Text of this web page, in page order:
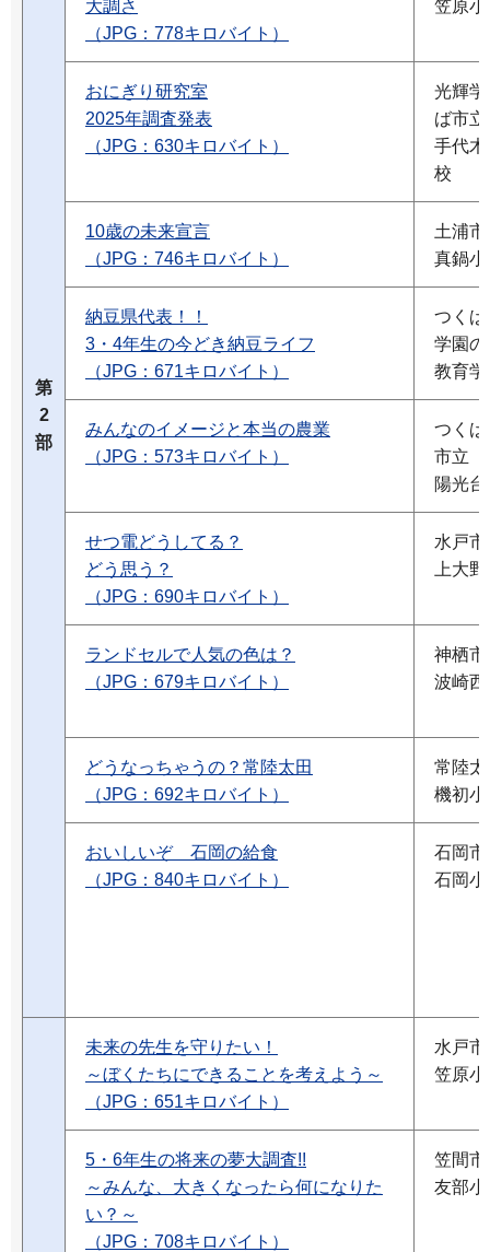
第
2
部
大調さ
（JPG：778キロバイト）
笠原
おにぎり研究室
2025年調査発表
（JPG：630キロバイト）
光輝
ば市立
手代
校
10歳の未来宣言
（JPG：746キロバイト）
土浦
真鍋
納豆県代表！！
3・4年生の今どき納豆ライフ
（JPG：671キロバイト）
つく
学園
教育学
みんなのイメージと本当の農業
（JPG：573キロバイト）
つく
市立
陽光
せつ電どうしてる？
どう思う？
（JPG：690キロバイト）
水戸
上大
ランドセルで人気の色は？
（JPG：679キロバイト）
神栖市
波崎
どうなっちゃうの？常陸太田
（JPG：692キロバイト）
常陸
機初
おいしいぞ 石岡の給食
（JPG：840キロバイト）
石岡市
石岡
未来の先生を守りたい！
～ぼくたちにできることを考えよう～
（JPG：651キロバイト）
水戸
笠原
5・6年生の将来の夢大調査!!
～みんな、大きくなったら何になりた
い？～
（JPG：708キロバイト）
笠間市
友部